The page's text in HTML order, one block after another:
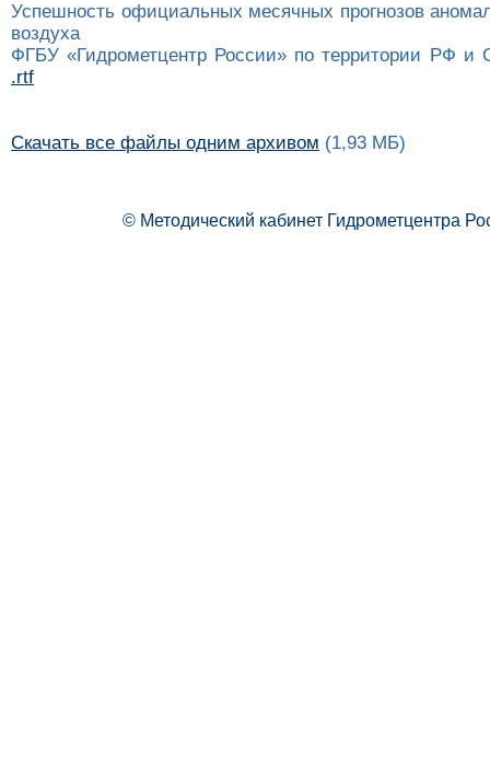
Успешность официальных месячных прогнозов
воздуха
ФГБУ «Гидрометцентр России» по территории РФ
.rtf
Скачать все файлы одним архивом (1,93 МБ)
© Методический кабинет Гидрометцентра